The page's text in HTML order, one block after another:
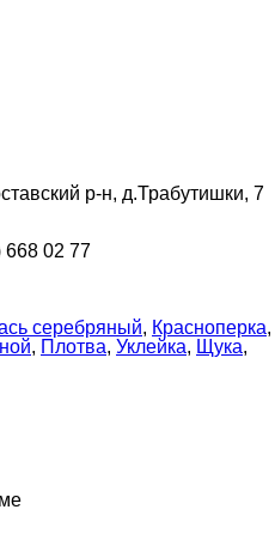
р-н, д.Трабутишки, 7
668 02 77
серебряный, Красноперка,
, Плотва, Уклейка, Щука,